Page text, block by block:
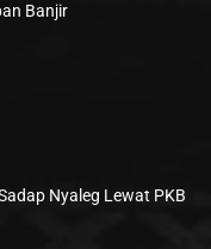
Banjir
Nyaleg Lewat PKB